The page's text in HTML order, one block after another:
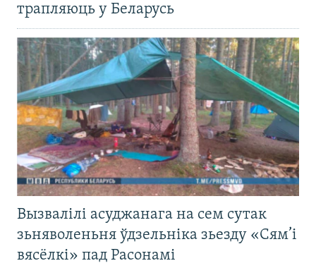
трапляюць у Беларусь
Вызвалілі асуджанага на сем сутак
зьняволеньня ўдзельніка зьезду «Сям’і
вясёлкі» пад Расонамі